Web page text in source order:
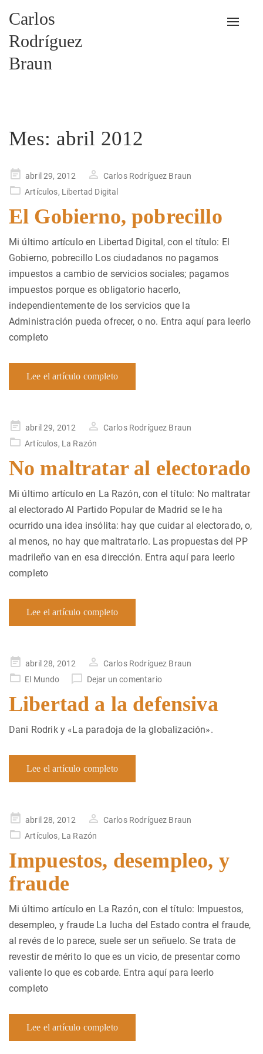
Carlos
Rodríguez
Braun
Mes: abril 2012
Publicado
en
abril 29, 2012
Carlos Rodríguez Braun
Artículos, Libertad Digital
El Gobierno, pobrecillo
Mi último artículo en Libertad Digital, con el título: El
Gobierno, pobrecillo Los ciudadanos no pagamos
impuestos a cambio de servicios sociales; pagamos
impuestos porque es obligatorio hacerlo,
independientemente de los servicios que la
Administración pueda ofrecer, o no. Entra aquí para leerlo
completo
Lee el artículo completo
Publicado
en
abril 29, 2012
Carlos Rodríguez Braun
Artículos, La Razón
No maltratar al electorado
Mi último artículo en La Razón, con el título: No maltratar
al electorado Al Partido Popular de Madrid se le ha
ocurrido una idea insólita: hay que cuidar al electorado, o,
al menos, no hay que maltratarlo. Las propuestas del PP
madrileño van en esa dirección. Entra aquí para leerlo
completo
Lee el artículo completo
Publicado
en
abril 28, 2012
Carlos Rodríguez Braun
El Mundo
Dejar un comentario
Libertad a la defensiva
Dani Rodrik y «La paradoja de la globalización».
Lee el artículo completo
Publicado
en
abril 28, 2012
Carlos Rodríguez Braun
Artículos, La Razón
Impuestos, desempleo, y
fraude
Mi último artículo en La Razón, con el título: Impuestos,
desempleo, y fraude La lucha del Estado contra el fraude,
al revés de lo parece, suele ser un señuelo. Se trata de
revestir de mérito lo que es un vicio, de presentar como
valiente lo que es cobarde. Entra aquí para leerlo
completo
Lee el artículo completo